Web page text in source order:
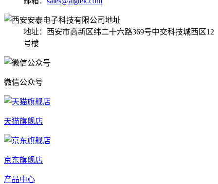
地址：西安市高新区纬二十六路369号中交科技城西区12
号楼
微信公众号
天猫旗舰店
京东旗舰店
产品中心